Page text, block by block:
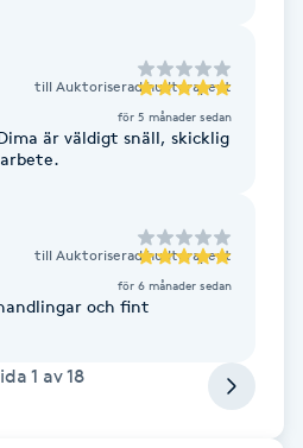
till Auktoriserad hudterapeut
för 5 månader sedan
är väldigt snäll, skicklig
till Auktoriserad hudterapeut
för 6 månader sedan
och fint
1 av18